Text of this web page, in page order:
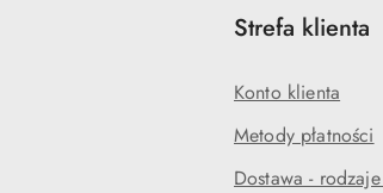
Strefa klienta
Konto klienta
Metody płatności
Dostawa -